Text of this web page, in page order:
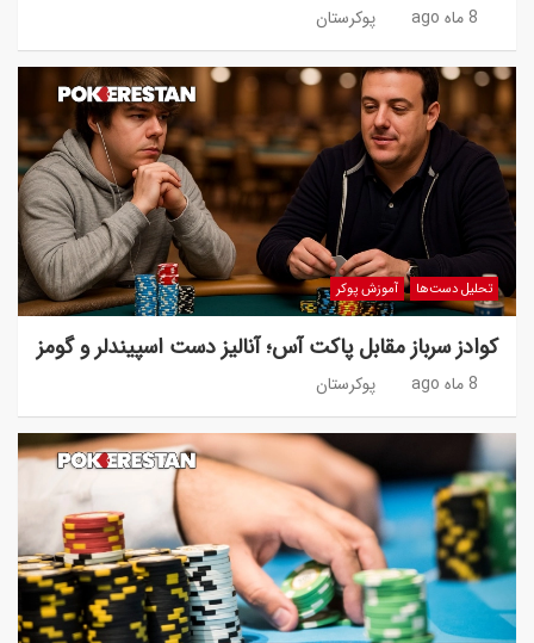
8 ماه ago پوکرستان
تحلیل دست‌ها آموزش پوکر
کوادز سرباز مقابل پاکت آس؛ آنالیز دست اسپیندلر و گومز
8 ماه ago پوکرستان